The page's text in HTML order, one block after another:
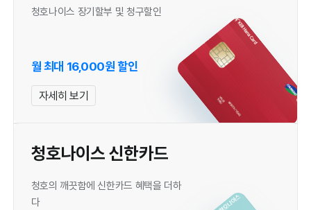
청호나이스 장기할부 및 청구할인
월 최대 16,000원 할인
자세히 보기
청호나이스 신한카드
청호의 깨끗함에 신한카드 혜택을 더하
다